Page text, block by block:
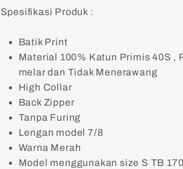
Spesifikasi Produk :
Batik Print
Material 100% Katun Primis 40S ,
melar dan Tidak Menerawang
High Collar
Back Zipper
Tanpa Furing
Lengan model 7/8
Warna Merah
Model menggunakan size S TB